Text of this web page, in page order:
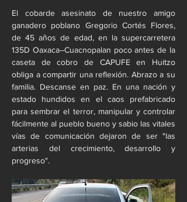
El cobarde asesinato de nuestro amigo
ganadero poblano Gregorio Cortés Flores,
de 45 años de edad, en la supercarretera
135D Oaxaca–Cuacnopalan poco antes de la
caseta de cobro de CAPUFE en Huitzo
obliga a compartir una reflexión. Abrazo a su
familia. Descanse en paz. En una nación y
estado hundidos en el caos prefabricado
para sembrar el terror, manipular y controlar
fácilmente al pueblo bueno y sabio las vitales
vías de comunicación dejaron de ser "las
arterias del crecimiento, desarrollo y
progreso".